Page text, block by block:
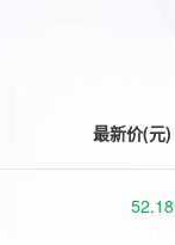
最新价(元)
52.18